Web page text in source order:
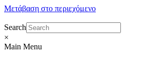
Μετάβαση στο περιεχόμενο
Search
×
Main Menu